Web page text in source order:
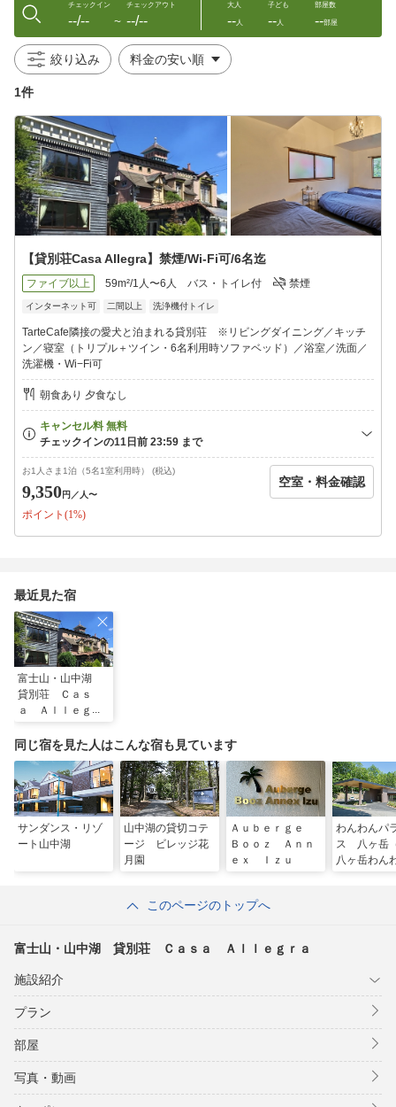
□お隣さんがドッグラン（別途有料）
□ケージは1階、寝室は2階です。昇降時はご注意ください
□破損・汚損は修復料金をお願いする場合がございます
■ ご持参ください ■
………………………
□食材・お飲物など
□調味料・ラップ・アルミホイル類
■ 貸別荘について ■
………………………
1階：ダイニング・キッチン・浴室・洗面所・トイレ
2階：寝室（トリプル＋ツイン ※6名利用時はソファベッド）
テレビ／洗濯機（無料・洗剤常備）／Wi-Fi可
＜キッチン＞
ガスコンロ／冷蔵庫／電子レンジ／ポット
鍋／フライパン／卓上コンロ／オタマ／菜箸
食器／カトラリー
シャンプー／コンディショナー／ボディーソープ／ドライヤー
■ お食事 ■
…………………
＜ご朝食＞お部屋にて8：30〜
ビタミンたっぷりの野菜で彩られた
自然の恵みを味わうモーニングプレート
焼きたて天然酵母パンに自家製ドレッシングのサラダ、
ポーチドエッグ、スープ、フルーツ、プチタルト、コーヒー
【 買い出しスポット 】
スーパーオギノ（お車10分）
山中湖ハム丸一高村本店（お車10分）
コンビニ（お車3分）
直売所ピーチひめ（お車5分）
【 周辺観光 】
山中湖パノラマ展望台（お車2分）
富士スピードウェイ（お車約20分）
チェックイン
--/-- 〜
チェックアウト
--/--
大人
--人
子ども
--人
部屋数
--部屋
絞り込み
1件
【貸別荘Casa Allegra】禁煙/Wi-Fi可/6名迄
ファイブ以上 59m²/1人〜6人 バス・トイレ付 禁煙
インターネット可 二間以上 洗浄機付トイレ
TarteCafe隣接の愛犬と泊まれる貸別荘 ※リビングダイニング／キッチ
ン／寝室（トリプル＋ツイン・6名利用時ソファベッド）／浴室／洗面／
洗濯機・Wi−Fi可
朝食あり 夕食なし
お1人さま1泊（5名1室利用時） (税込)
9,350円 ／人〜
ポイント(1%)
空室・料金確認
最近見た宿
富士山・山中湖
貸別荘 Ｃａｓ
ａ Ａｌｌｅｇｒ
同じ宿を見た人はこんな宿も見ています
サンダンス・リゾ
ート山中湖
山中湖の貸切コテ
ージ ビレッジ花
月園
Ａｕｂｅｒｇｅ
Ｂｏｏｚ Ａｎｎ
ｅｘ Ｉｚｕ
わんわんパ
ス 八ヶ岳
八ヶ岳わん
このページのトップへ
富士山・山中湖 貸別荘 Ｃａｓａ Ａｌｌｅｇｒａ
施設紹介
プラン
部屋
写真・動画